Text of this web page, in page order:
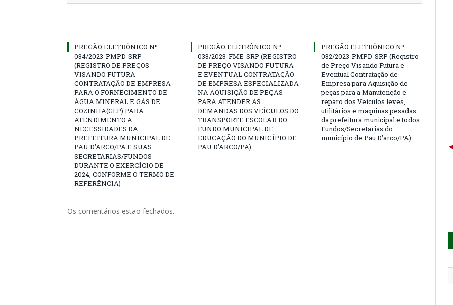
PREGÃO ELETRÔNICO Nº
034/2023-PMPD-SRP
(REGISTRO DE PREÇOS
VISANDO FUTURA
CONTRATAÇÃO DE EMPRESA
PARA O FORNECIMENTO DE
ÁGUA MINERAL E GÁS DE
COZINHA(GLP) PARA
ATENDIMENTO A
NECESSIDADES DA
PREFEITURA MUNICIPAL DE
PAU D’ARCO/PA E SUAS
SECRETARIAS/FUNDOS
DURANTE O EXERCÍCIO DE
2024, CONFORME O TERMO DE
REFERÊNCIA)
PREGÃO ELETRÔNICO Nº
033/2023-FME-SRP (REGISTRO
DE PREÇO VISANDO FUTURA
E EVENTUAL CONTRATAÇÃO
DE EMPRESA ESPECIALIZADA
NA AQUISIÇÃO DE PEÇAS
PARA ATENDER AS
DEMANDAS DOS VEÍCULOS DO
TRANSPORTE ESCOLAR DO
FUNDO MUNICIPAL DE
EDUCAÇÃO DO MUNICÍPIO DE
PAU D’ARCO/PA)
PREGÃO ELETRÔNICO Nº
032/2023-PMPD-SRP (Registro
de Preço Visando Futura e
Eventual Contratação de
Empresa para Aquisição de
peças para a Manutenção e
reparo dos Veículos leves,
utilitários e maquinas pesadas
da prefeitura municipal e todos
Fundos/Secretarias do
município de Pau D’arco/PA)
Os comentários estão fechados.